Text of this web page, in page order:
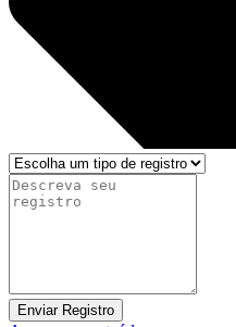
Enviar Registro